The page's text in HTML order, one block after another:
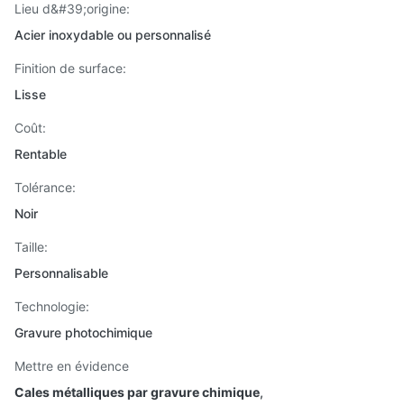
Lieu d&#39;origine:
Acier inoxydable ou personnalisé
Finition de surface:
Lisse
Coût:
Rentable
Tolérance:
Noir
Taille:
Personnalisable
Technologie:
Gravure photochimique
Mettre en évidence
Cales métalliques par gravure chimique,